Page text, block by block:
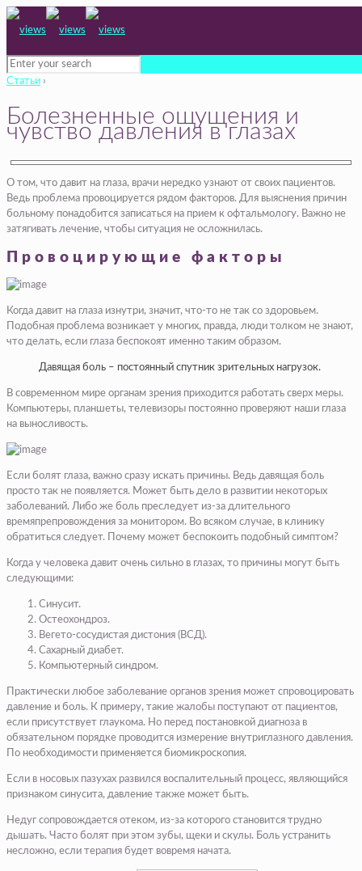
Статьи ›
Болезненные ощущения и
чувство давления в глазах
О том, что давит на глаза, врачи нередко узнают от своих пациентов.
Ведь проблема провоцируется рядом факторов. Для выяснения причин
больному понадобится записаться на прием к офтальмологу. Важно не
затягивать лечение, чтобы ситуация не осложнилась.
Провоцирующие факторы
Когда давит на глаза изнутри, значит, что-то не так со здоровьем.
Подобная проблема возникает у многих, правда, люди толком не знают,
что делать, если глаза беспокоят именно таким образом.
Давящая боль – постоянный спутник зрительных нагрузок.
В современном мире органам зрения приходится работать сверх меры.
Компьютеры, планшеты, телевизоры постоянно проверяют наши глаза
на выносливость.
Если болят глаза, важно сразу искать причины. Ведь давящая боль
просто так не появляется. Может быть дело в развитии некоторых
заболеваний. Либо же боль преследует из-за длительного
времяпрепровождения за монитором. Во всяком случае, в клинику
обратиться следует. Почему может беспокоить подобный симптом?
Когда у человека давит очень сильно в глазах, то причины могут быть
следующими:
Синусит.
Остеохондроз.
Вегето-сосудистая дистония (ВСД).
Сахарный диабет.
Компьютерный синдром.
Практически любое заболевание органов зрения может спровоцировать
давление и боль. К примеру, такие жалобы поступают от пациентов,
если присутствует глаукома. Но перед постановкой диагноза в
обязательном порядке проводится измерение внутриглазного давления.
По необходимости применяется биомикроскопия.
Если в носовых пазухах развился воспалительный процесс, являющийся
признаком синусита, давление также может быть.
Недуг сопровождается отеком, из-за которого становится трудно
дышать. Часто болят при этом зубы, щеки и скулы. Боль устранить
несложно, если терапия будет вовремя начата.